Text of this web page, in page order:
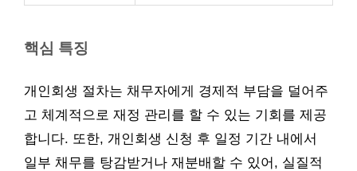
핵심 특징
개인회생 절차는 채무자에게 경제적 부담을 덜어주
고 체계적으로 재정 관리를 할 수 있는 기회를 제공
합니다. 또한, 개인회생 신청 후 일정 기간 내에서
일부 채무를 탕감받거나 재분배할 수 있어, 실질적